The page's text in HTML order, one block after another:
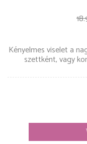
Kényelmes viselet a
szettként, vagy